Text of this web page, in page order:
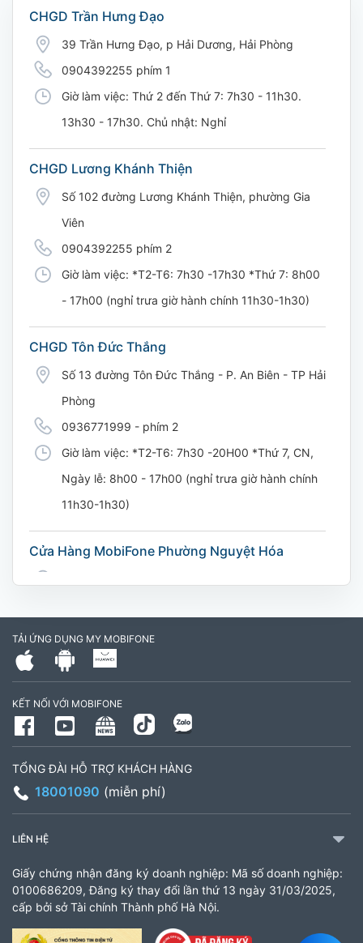
CHGD Trần Hưng Đạo
39 Trần Hưng Đạo, p Hải Dương, Hải Phòng
0904392255 phím 1
Giờ làm việc: Thứ 2 đến Thứ 7: 7h30 - 11h30.
13h30 - 17h30. Chủ nhật: Nghỉ
CHGD Lương Khánh Thiện
Số 102 đường Lương Khánh Thiện, phường Gia
Viên
0904392255 phím 2
Giờ làm việc: *T2-T6: 7h30 -17h30 *Thứ 7: 8h00
- 17h00 (nghỉ trưa giờ hành chính 11h30-1h30)
CHGD Tôn Đức Thắng
Số 13 đường Tôn Đức Thắng - P. An Biên - TP Hải
Phòng
0936771999 - phím 2
Giờ làm việc: *T2-T6: 7h30 -20H00 *Thứ 7, CN,
Ngày lễ: 8h00 - 17h00 (nghỉ trưa giờ hành chính
11h30-1h30)
Cửa Hàng MobiFone Phường Nguyệt Hóa
795497999
Giờ làm việc: Thứ 2 đến Thứ 6: Sáng 07:30 -
11:00 Chiều 13:30 đến 17:30 Thứ 7: Sáng 08:00
- 11:30 chiều 13:00 đến 17:00
CH 21B Ba La (CH 16 Ba La)
903460846
Giờ làm việc: 8:00 - 18:00
TẢI ỨNG DỤNG MY MOBIFONE
KẾT NỐI VỚI MOBIFONE
TỔNG ĐÀI HỖ TRỢ KHÁCH HÀNG
18001090 (miễn phí)
LIÊN HỆ
Giấy chứng nhận đăng ký doanh nghiệp: Mã số doanh nghiệp:
0100686209, Đăng ký thay đổi lần thứ 13 ngày 31/03/2025,
cấp bởi sở Tài chính Thành phố Hà Nội.